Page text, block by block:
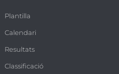
Plantilla
Calendari
Resultats
Classificació